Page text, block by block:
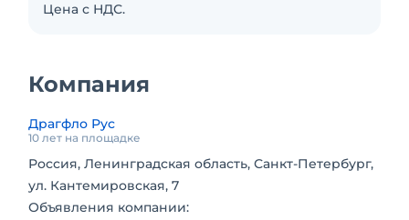
Цена с НДС.
Компания
Драгфло Рус
10 лет на площадке
Россия, Ленинградская область, Санкт-Петербург,
ул. Кантемировская, 7
Объявления компании: